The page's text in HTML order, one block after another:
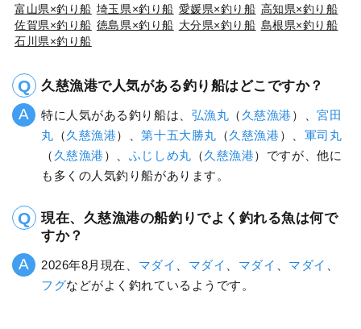
富山県×釣り船 埼玉県×釣り船 愛媛県×釣り船 高知県×釣り船
佐賀県×釣り船 徳島県×釣り船 大分県×釣り船 島根県×釣り船
石川県×釣り船
久慈漁港で人気がある釣り船はどこですか？
特に人気がある釣り船は、 弘漁丸 （ 久慈漁港 ）、宮田
丸 （久慈漁港）、第十五大勝丸 （久慈漁港 ）、 軍司丸
（ 久慈漁港 ）、 ふじしめ丸 （久慈漁港）ですが、他に
も多くの人気釣り船があります。
現在、久慈漁港の船釣りでよく釣れる魚は何で
すか？
2026年8月現在、 マダイ マダイ マダイ マダイ
フグなどがよく釣れているようです。